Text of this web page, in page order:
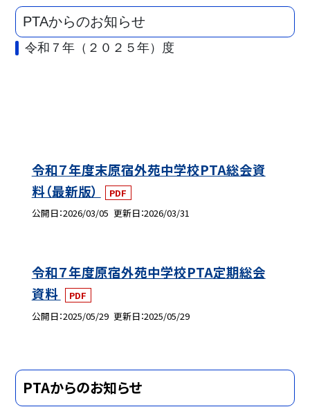
PTAからのお知らせ
令和７年（２０２５年）度
令和７年度末原宿外苑中学校PTA総会資
料（最新版）
PDF
公開日 2026/03/05 更新日 2026/03/31
令和７年度原宿外苑中学校PTA定期総会
資料
PDF
公開日 2025/05/29 更新日 2025/05/29
PTAからのお知らせ